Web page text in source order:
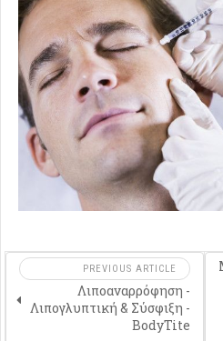
PREVIOUS ARTICLE
Λιποαναρρόφηση -
Λιπογλυπτική & Σύσφιξη -
BodyTite